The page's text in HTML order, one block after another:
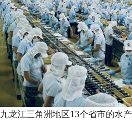
九龙江三角洲地区13个省市的水